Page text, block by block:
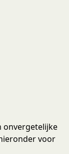
onvergetelijke
voor